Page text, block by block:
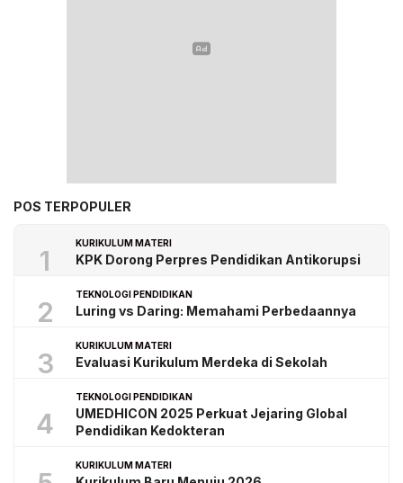
POS TERPOPULER
1
KURIKULUM MATERI
KPK Dorong Perpres Pendidikan Antikorupsi
2
TEKNOLOGI PENDIDIKAN
Luring vs Daring: Memahami Perbedaannya
3
KURIKULUM MATERI
Evaluasi Kurikulum Merdeka di Sekolah
4
TEKNOLOGI PENDIDIKAN
UMEDHICON 2025 Perkuat Jejaring Global
Pendidikan Kedokteran
KURIKULUM MATERI